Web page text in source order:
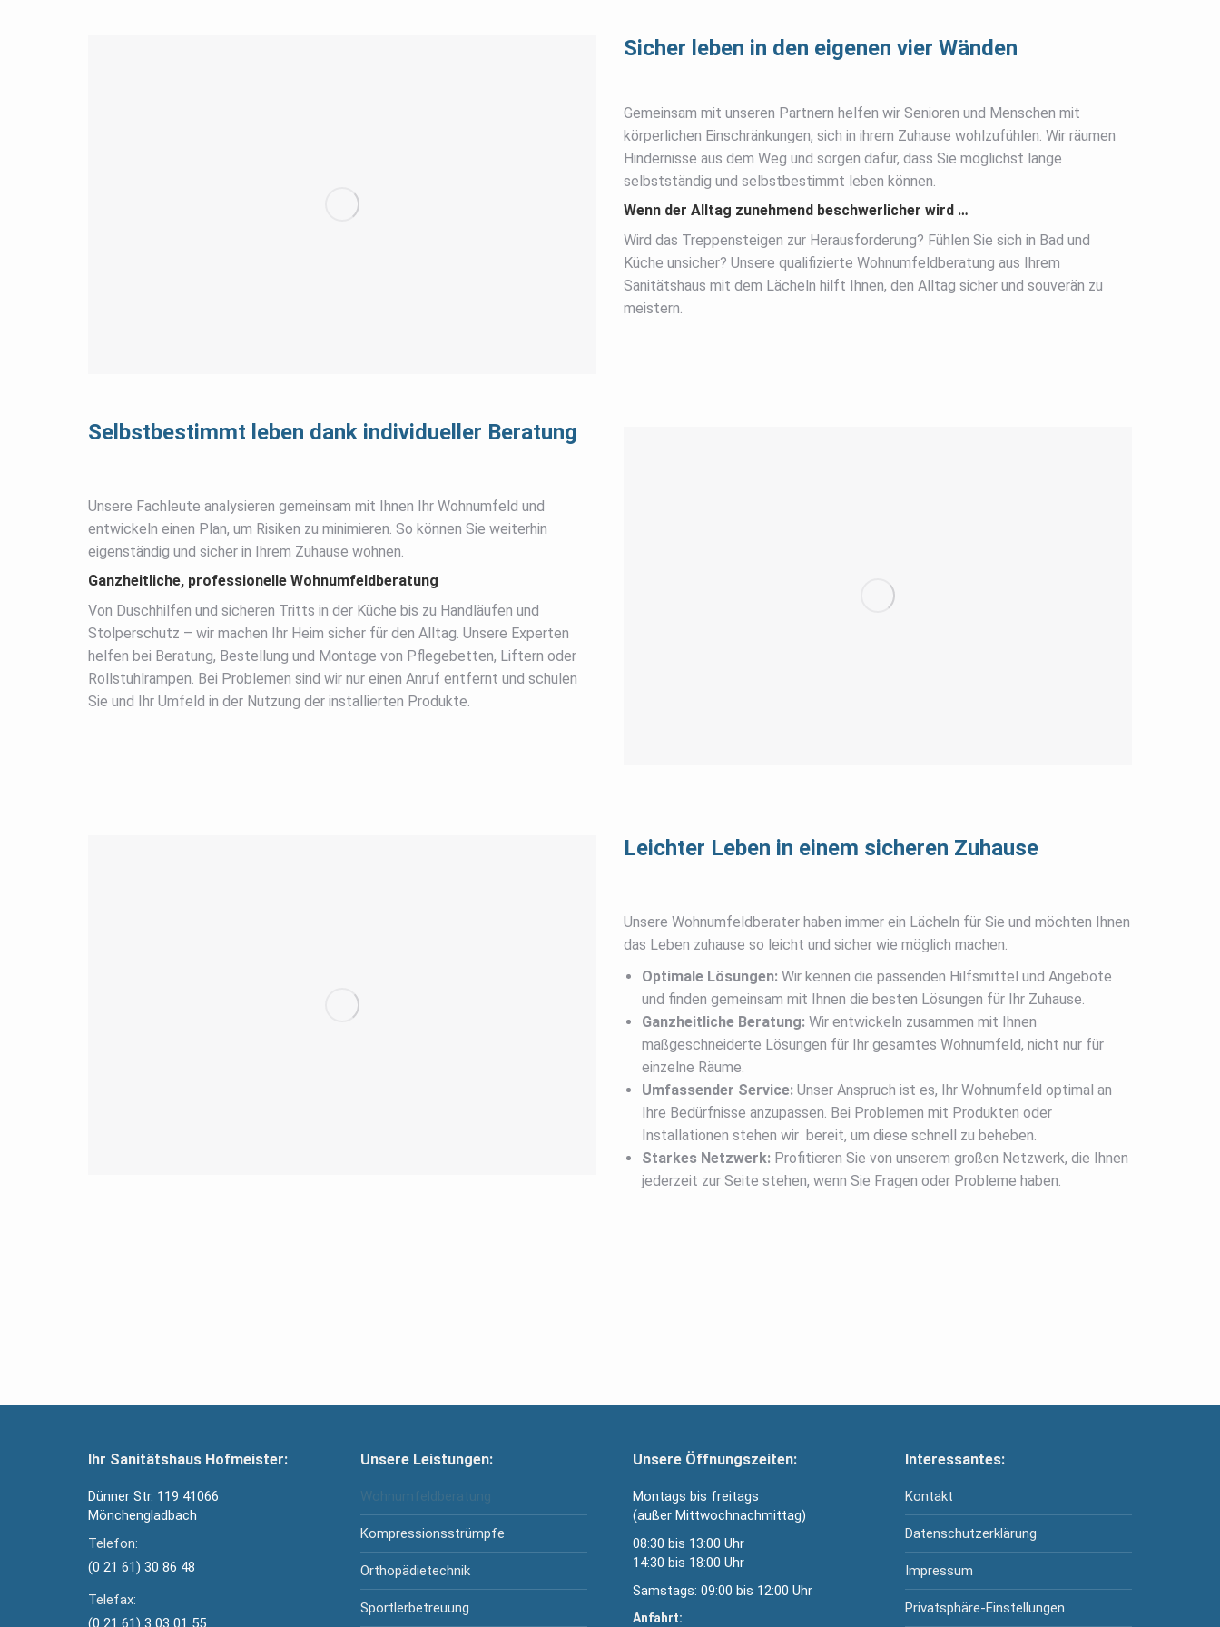
Sicher leben in den eigenen vier Wänden
Gemeinsam mit unseren Partnern helfen wir Senioren und Menschen mit
körperlichen Einschränkungen, sich in ihrem Zuhause wohlzufühlen. Wir räumen
Hindernisse aus dem Weg und sorgen dafür, dass Sie möglichst lange
selbstständig und selbstbestimmt leben können.
Wenn der Alltag zunehmend beschwerlicher wird …
Wird das Treppensteigen zur Herausforderung? Fühlen Sie sich in Bad und
Küche unsicher? Unsere qualifizierte Wohnumfeldberatung aus Ihrem
Sanitätshaus mit dem Lächeln hilft Ihnen, den Alltag sicher und souverän zu
meistern.
Selbstbestimmt leben dank individueller Beratung
Unsere Fachleute analysieren gemeinsam mit Ihnen Ihr Wohnumfeld und
entwickeln einen Plan, um Risiken zu minimieren. So können Sie weiterhin
eigenständig und sicher in Ihrem Zuhause wohnen.
Ganzheitliche, professionelle Wohnumfeldberatung
Von Duschhilfen und sicheren Tritts in der Küche bis zu Handläufen und
Stolperschutz – wir machen Ihr Heim sicher für den Alltag. Unsere Experten
helfen bei Beratung, Bestellung und Montage von Pflegebetten, Liftern oder
Rollstuhlrampen. Bei Problemen sind wir nur einen Anruf entfernt und schulen
Sie und Ihr Umfeld in der Nutzung der installierten Produkte.
Leichter Leben in einem sicheren Zuhause
Unsere Wohnumfeldberater haben immer ein Lächeln für Sie und möchten Ihnen
das Leben zuhause so leicht und sicher wie möglich machen.
Optimale Lösungen: Wir kennen die passenden Hilfsmittel und Angebote
und finden gemeinsam mit Ihnen die besten Lösungen für Ihr Zuhause.
Ganzheitliche Beratung: Wir entwickeln zusammen mit Ihnen
maßgeschneiderte Lösungen für Ihr gesamtes Wohnumfeld, nicht nur für
einzelne Räume.
Umfassender Service: Unser Anspruch ist es, Ihr Wohnumfeld optimal an
Ihre Bedürfnisse anzupassen. Bei Problemen mit Produkten oder
Installationen stehen wir bereit, um diese schnell zu beheben.
Starkes Netzwerk: Profitieren Sie von unserem großen Netzwerk, die Ihnen
jederzeit zur Seite stehen, wenn Sie Fragen oder Probleme haben.
Ihr Sanitätshaus Hofmeister:
Dünner Str. 119 41066
Mönchengladbach
Telefon:
(0 21 61) 30 86 48
Telefax:
(0 21 61) 3 03 01 55
Unsere Leistungen:
Wohnumfeldberatung
Kompressionsstrümpfe
Orthopädietechnik
Sportlerbetreuung
Unsere Öffnungszeiten:
Montags bis freitags
(außer Mittwochnachmittag)
08:30 bis 13:00 Uhr
14:30 bis 18:00 Uhr
Samstags: 09:00 bis 12:00 Uhr
Anfahrt:
Interessantes:
Kontakt
Datenschutzerklärung
Impressum
Privatsphäre-Einstellungen